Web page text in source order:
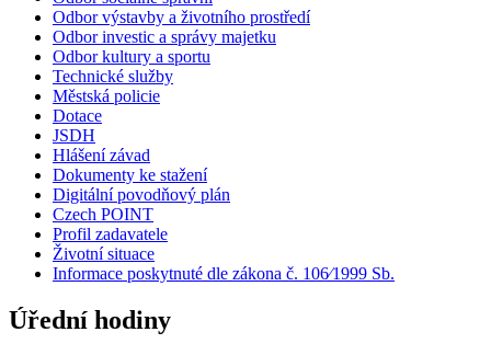
Odbor výstavby a životního prostředí
Odbor investic a správy majetku
Odbor kultury a sportu
Technické služby
Městská policie
Dotace
JSDH
Hlášení závad
Dokumenty ke stažení
Digitální povodňový plán
Czech POINT
Profil zadavatele
Životní situace
Informace poskytnuté dle zákona č. 106⁄1999 Sb.
Úřední hodiny